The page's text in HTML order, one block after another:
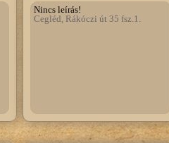
Nincs leírás!
Cegléd, Rákóczi út 35 fsz.1.